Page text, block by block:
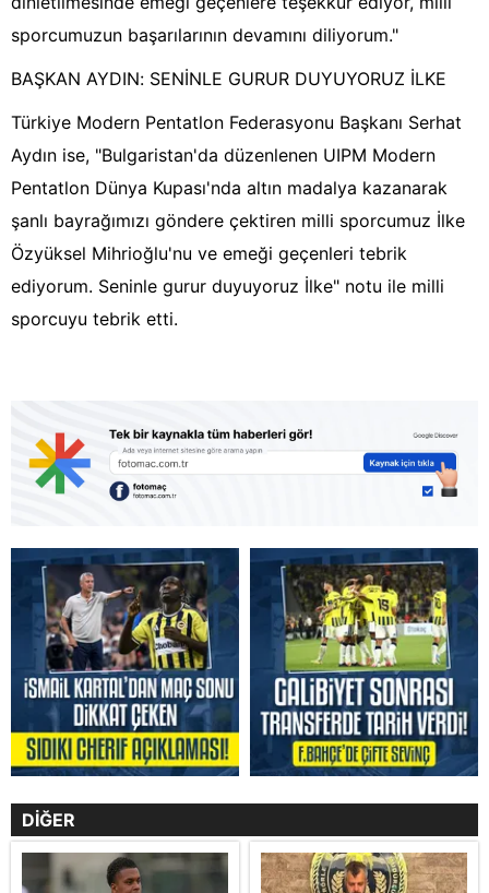
sporcumuzun başarılarının devamını diliyorum."
BAŞKAN AYDIN: SENİNLE GURUR DUYUYORUZ İLKE
Türkiye Modern Pentatlon Federasyonu Başkanı Serhat
Aydın ise, "Bulgaristan'da düzenlenen UIPM Modern
Pentatlon Dünya Kupası'nda altın madalya kazanarak
şanlı bayrağımızı göndere çektiren milli sporcumuz İlke
Özyüksel Mihrioğlu'nu ve emeği geçenleri tebrik
ediyorum. Seninle gurur duyuyoruz İlke" notu ile milli
sporcuyu tebrik etti.
DİĞER